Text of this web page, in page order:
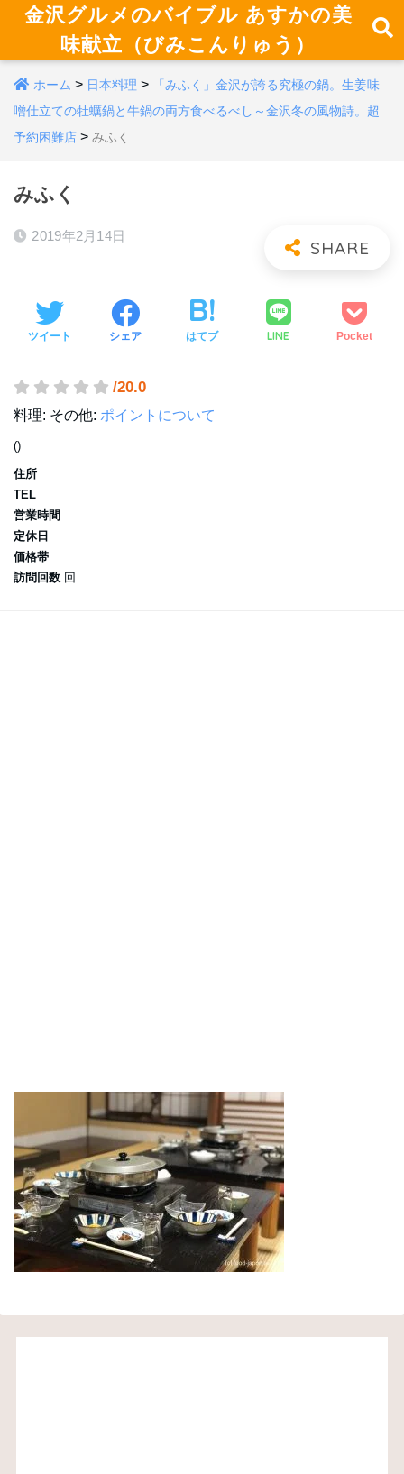
金沢グルメのバイブル あすかの美
味献立（びみこんりゅう）
ホーム > 日本料理 >
「みふく」金沢が誇る究極の鍋。生姜味
噌仕立ての牡蠣鍋と牛鍋の両方食べるべし～金沢冬の風物詩。超
予約困難店 > みふく
みふく
2019年2月14日
ツイート シェア はてブ LINE Pocket
/20.0
料理: その他: ポイントについて
()
住所
TEL
営業時間
定休日
価格帯
訪問回数 回